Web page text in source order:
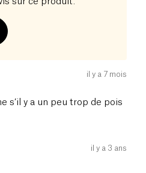
il y a 7 mois
s’il y a un peu trop de pois
il y a 3 ans